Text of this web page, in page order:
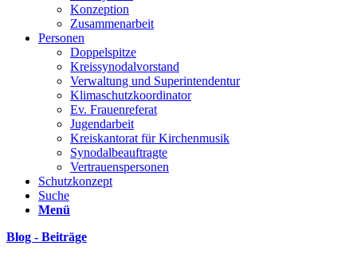
Konzeption
Zusammenarbeit
Personen
Doppelspitze
Kreissynodalvorstand
Verwaltung und Superintendentur
Klimaschutzkoordinator
Ev. Frauenreferat
Jugendarbeit
Kreiskantorat für Kirchenmusik
Synodalbeauftragte
Vertrauenspersonen
Schutzkonzept
Suche
Menü
Blog - Beiträge